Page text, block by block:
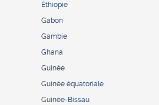
Éthiopie
Gabon
Gambie
Ghana
Guinée
Guinée équatoriale
Guinée-Bissau